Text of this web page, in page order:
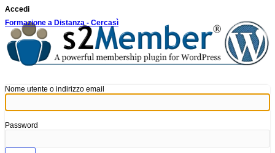
Accedi
Formazione a Distanza - Cercasì
Nome utente o indirizzo email
Password